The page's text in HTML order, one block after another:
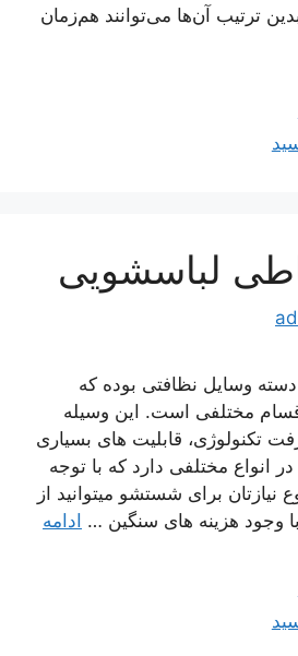
ترتیب آن‌ها می‌توانند هم‌زمان
لباسشویی
وسایل نظافتی بوده که
اقسام مختلفی است. این وسیله
تکنولوژی، قابلیت های بسیاری
انواع مختلفی دارد که با توجه
برای شستشو میتوانید از
با وجود هزینه های سنگین … ادامه